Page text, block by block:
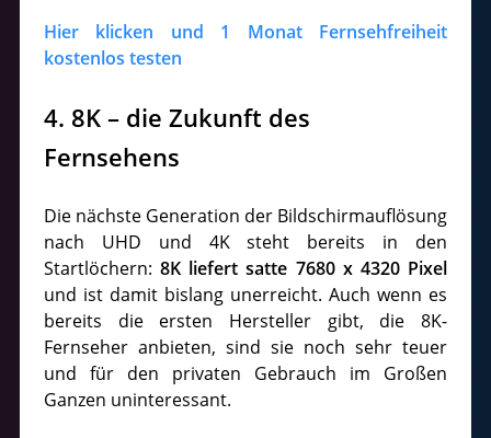
Hier klicken und 1 Monat Fernsehfreiheit
kostenlos testen
4. 8K – die Zukunft des
Fernsehens
Die nächste Generation der Bildschirmauflösung
nach UHD und 4K steht bereits in den
Startlöchern:8K liefert satte 7680 x 4320 Pixel
und ist damit bislang unerreicht. Auch wenn es
bereits die ersten Hersteller gibt, die 8K-
Fernseher anbieten, sind sie noch sehr teuer
und für den privaten Gebrauch im Großen
Ganzen uninteressant.